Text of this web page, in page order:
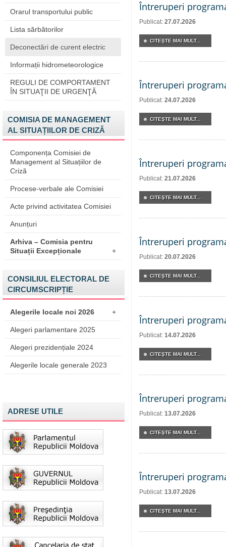
Orarul transportului public
Lista sărbătorilor
Deconectări de curent electric
Informații hidrometeorologice
REGULI DE COMPORTAMENT
ÎN SITUAŢII DE URGENŢĂ
COMISIA DE MANAGEMENT
AL SITUAȚIILOR DE CRIZĂ
Componența Comisiei de
Management al Situațiilor de
Criză
Procese-verbale ale Comisiei
Acte privind activitatea Comisiei
Anunțuri
Arhiva – Comisia pentru
Situații Excepționale
+
CONSILIUL ELECTORAL DE
CIRCUMSCRIPȚIE
Alegerile locale noi 2026 +
Alegeri parlamentare 2025
Alegeri prezidențiale 2024
Alegerile locale generale 2023
ADRESE UTILE
Întreruperi
Publicat: 27.07.2026
CITEŞTE MAI MULT...
Întreruperi
Publicat: 24.07.2026
CITEŞTE MAI MULT...
Întreruperi
Publicat: 21.07.2026
CITEŞTE MAI MULT...
Întreruperi
Publicat: 20.07.2026
CITEŞTE MAI MULT...
Întreruperi
Publicat: 14.07.2026
CITEŞTE MAI MULT...
Întreruperi
Publicat: 13.07.2026
CITEŞTE MAI MULT...
Întreruperi
Publicat: 13.07.2026
CITEŞTE MAI MULT...